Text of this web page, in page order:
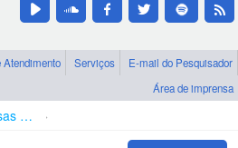
Atendimento Serviços
E-mail do Pesquisador
Área de imprensa
Bolsas e Auxílios Vigentes